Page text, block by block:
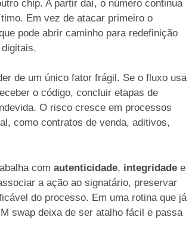
chip. A partir daí, o número continua
Em vez de atacar primeiro o
pode abrir caminho para redefinição
de um único fator frágil. Se o fluxo usa
o código, concluir etapas de
O risco cresce em processos
como contratos de venda, aditivos,
com autenticidade, integridade e
a ação ao signatário, preservar
do processo. Em uma rotina que já
swap deixa de ser atalho fácil e passa